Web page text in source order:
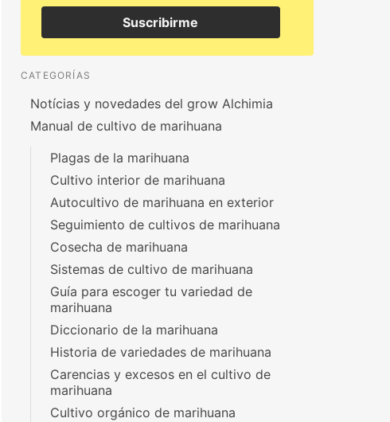
Suscribirme
CATEGORÍAS
Notícias y novedades del grow Alchimia
Manual de cultivo de marihuana
Plagas de la marihuana
Cultivo interior de marihuana
Autocultivo de marihuana en exterior
Seguimiento de cultivos de marihuana
Cosecha de marihuana
Sistemas de cultivo de marihuana
Guía para escoger tu variedad de
marihuana
Diccionario de la marihuana
Historia de variedades de marihuana
Carencias y excesos en el cultivo de
marihuana
Cultivo orgánico de marihuana